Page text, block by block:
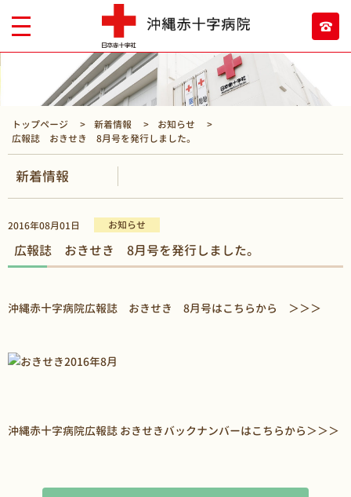
トップページ 新着情報
お知らせ
広報誌 おきせき 8月号を発行しました。
新着情報
2016年08月01日 お知らせ
広報誌 おきせき 8月号を発行しました。
沖縄赤十字病院広報誌 おきせき 8月号はこちらから ＞＞＞
沖縄赤十字病院広報誌 おきせきバックナンバーはこちらから ＞＞＞